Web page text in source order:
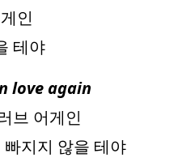
인
테야
love again
브 어게인
지지 않을 테야